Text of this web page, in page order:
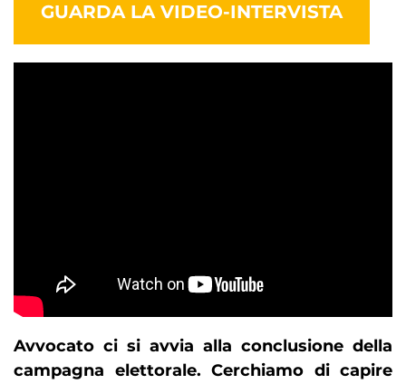
GUARDA LA VIDEO-INTERVISTA
Avvocato ci si avvia alla conclusione della
campagna elettorale. Cerchiamo di capire